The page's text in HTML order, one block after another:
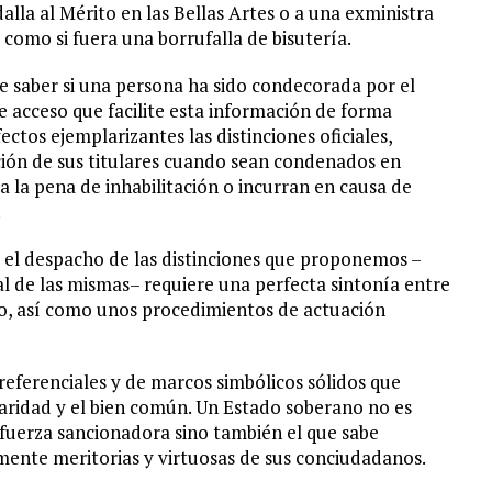
al Mérito en las Bellas Artes o a una exministra
si fuera una borrufalla de bisutería.
si una persona ha sido condecorada por el
acceso que facilite esta información de forma
ejemplarizantes las distinciones oficiales,
de sus titulares cuando sean condenados en
pena de inhabilitación o incurran en causa de
despacho de las distinciones que proponemos –
las mismas– requiere una perfecta sintonía entre
así como unos procedimientos de actuación
y de marcos simbólicos sólidos que
y el bien común. Un Estado soberano no es
sancionadora sino también el que sabe
meritorias y virtuosas de sus conciudadanos.